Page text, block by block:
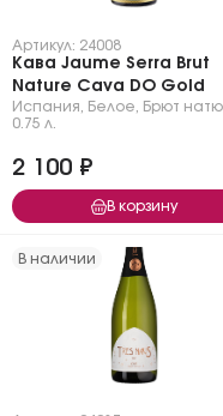
Артикул: 24008
Кава Jaume Serra Brut
Nature Cava DO Gold
Испания Белое Брют
0.75 л.
2 100 ₽
В корзину
В наличии